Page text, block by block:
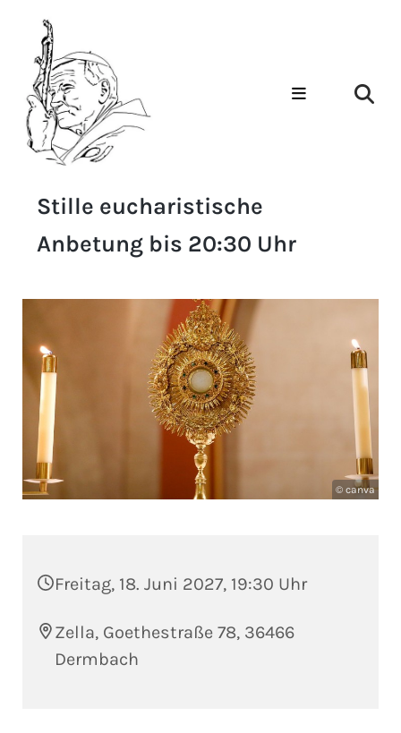
Stille eucharistische
Anbetung bis 20:30 Uhr
© canva
Freitag, 18. Juni 2027, 19:30 Uhr
Zella, Goethestraße 78, 36466
Dermbach